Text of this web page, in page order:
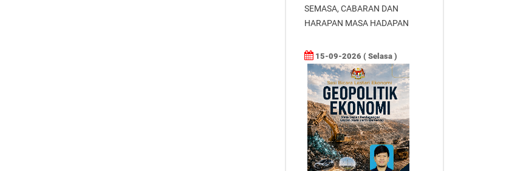
SEMASA, CABARAN DAN
HARAPAN MASA HADAPAN
15-09-2026 ( Selasa )